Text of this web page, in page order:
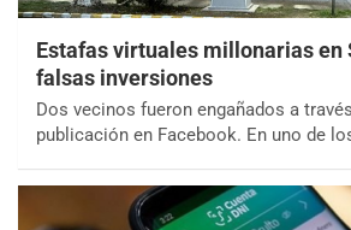
Estafas virtuales millonarias en
falsas inversiones
Dos vecinos fueron engañados a
publicación en Facebook. En uno de